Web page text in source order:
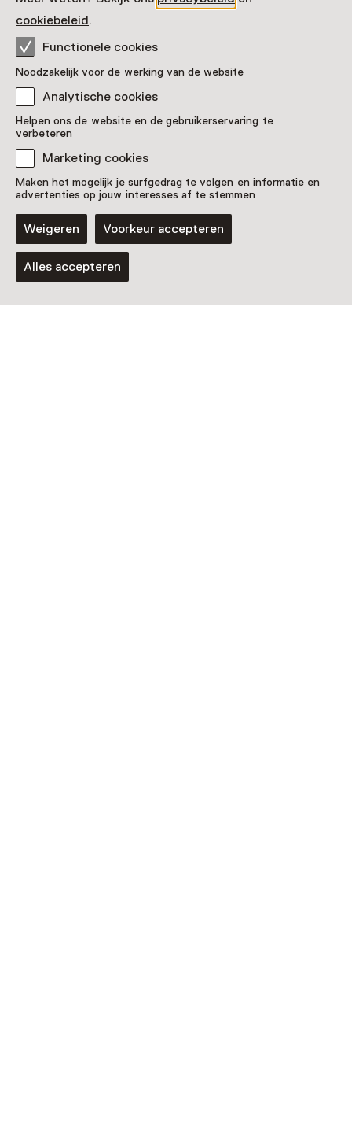
cookiebeleid.
Functionele cookies
Noodzakelijk voor de werking van de website
Analytische cookies
Helpen ons de website en de gebruikerservaring te
verbeteren
Marketing cookies
Maken het mogelijk je surfgedrag te volgen en informatie en
advertenties op jouw interesses af te stemmen
Weigeren Voorkeur accepteren
Alles accepteren
Jamie Reid: Believe in the Ruins
T/m 15 november van 11:00 tot 17:00
Evenement
Museumavond: Design Museum Den
Bosch en Het Noordbrabants
Museum
Vrijdag 9 oktober van 19 tot 23:59 uur